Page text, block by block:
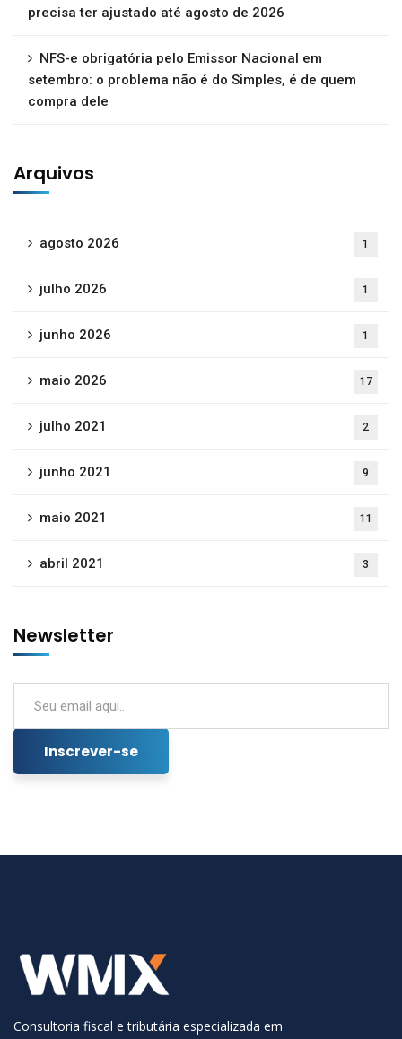
precisa ter ajustado até agosto de 2026
NFS-e obrigatória pelo Emissor Nacional em
setembro: o problema não é do Simples, é de quem
compra dele
Arquivos
agosto 2026 1
julho 2026 1
junho 2026 1
maio 2026 17
julho 2021 2
junho 2021 9
maio 2021 11
abril 2021 3
Newsletter
Consultoria fiscal e tributária especializada em